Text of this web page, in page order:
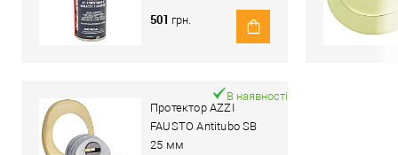
501 грн.
Протектор AZZI
FAUSTO Antitubo SB
25 мм
В наявності